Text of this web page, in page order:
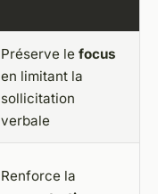
Préserve le focus
en limitant la
sollicitation
verbale
Renforce la